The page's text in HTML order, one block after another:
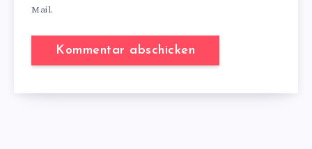
Mail.